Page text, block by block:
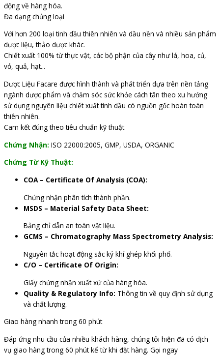
động về hàng hóa.
Đa dạng chủng loại
Với hơn 200 loại tinh dầu thiên nhiên và dầu nền và nhiều sản phẩm
dược liệu, thảo dược khác.
Chiết xuất 100% từ thực vật, các bộ phận của cây như lá, hoa, củ,
vỏ, quả, hạt...
Dược Liệu Facare được hình thành và phát triển dựa trên nền tảng
ngành dược phẩm và chăm sóc sức khỏe cách tân theo xu hướng
sử dụng nguyên liệu chiết xuất tinh dầu có nguồn gốc hoàn toàn
thiên nhiên.
Cam kết đúng theo tiêu chuẩn kỹ thuật
Chứng Nhận: ISO 22000:2005, GMP, USDA, ORGANIC
Chứng Từ Kỹ Thuật:
COA – Certificate Of Analysis (COA):
Chứng nhận phân tích thành phần.
MSDS – Material Safety Data Sheet:
Bảng chỉ dẫn an toàn vật liệu.
GCMS – Chromatography Mass Spectrometry Analysis:
Nguyên tắc hoạt động sắc ký khí ghép khối phổ.
C/O – Certificate Of Origin:
Giấy chứng nhận xuất xứ của hàng hóa.
Quality & Regulatory Info: Thông tin về quy định sử dụng
và chất lượng.
Giao hàng nhanh trong 60 phút
Đáp ứng nhu cầu của nhiều khách hàng, chúng tôi hiện đã có dịch
vụ giao hàng trong 60 phút kể từ khi đặt hàng. Gọi ngay